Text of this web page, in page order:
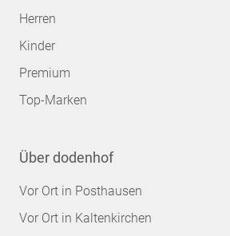
Herren
Kinder
Premium
Top-Marken
Über dodenhof
Vor Ort in Posthausen
Vor Ort in Kaltenkirchen